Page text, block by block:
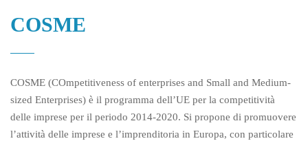
COSME
COSME (COmpetitiveness of enterprises and Small and Medium-
sized Enterprises) è il programma dell’UE per la competitività
delle imprese per il periodo 2014-2020. Si propone di promuovere
l’attività delle imprese e l’imprenditoria in Europa, con particolare